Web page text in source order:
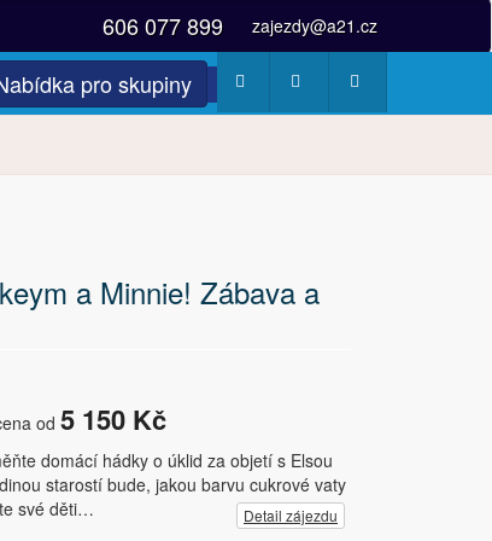
606 077 899 zajezdy@a21.cz
pro skupiny
a Minnie! Zábava a
od 5 150 Kč
domácí hádky o úklid za objetí s Elsou
starostí bude, jakou barvu cukrové vaty
své děti…
Detail zájezdu